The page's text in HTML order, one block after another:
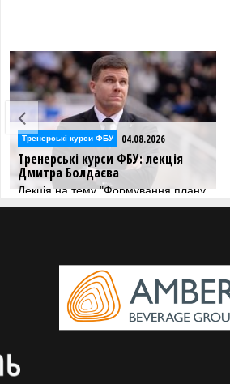
Тренерські курси ФБУ 04.08.2026
Тренерські курси ФБУ: лекція
Дмитра Болдаєва
Лекція на тему "Формування плану